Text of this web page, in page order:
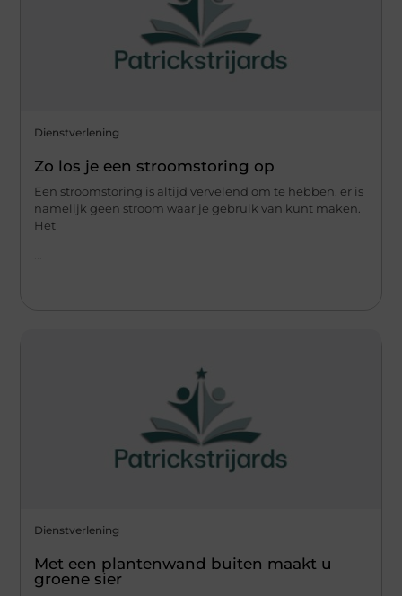
Dienstverlening
Zo los je een stroomstoring op
Een stroomstoring is altijd vervelend om te hebben, er is
namelijk geen stroom waar je gebruik van kunt maken.
Het
Dienstverlening
Met een plantenwand buiten maakt u
groene sier